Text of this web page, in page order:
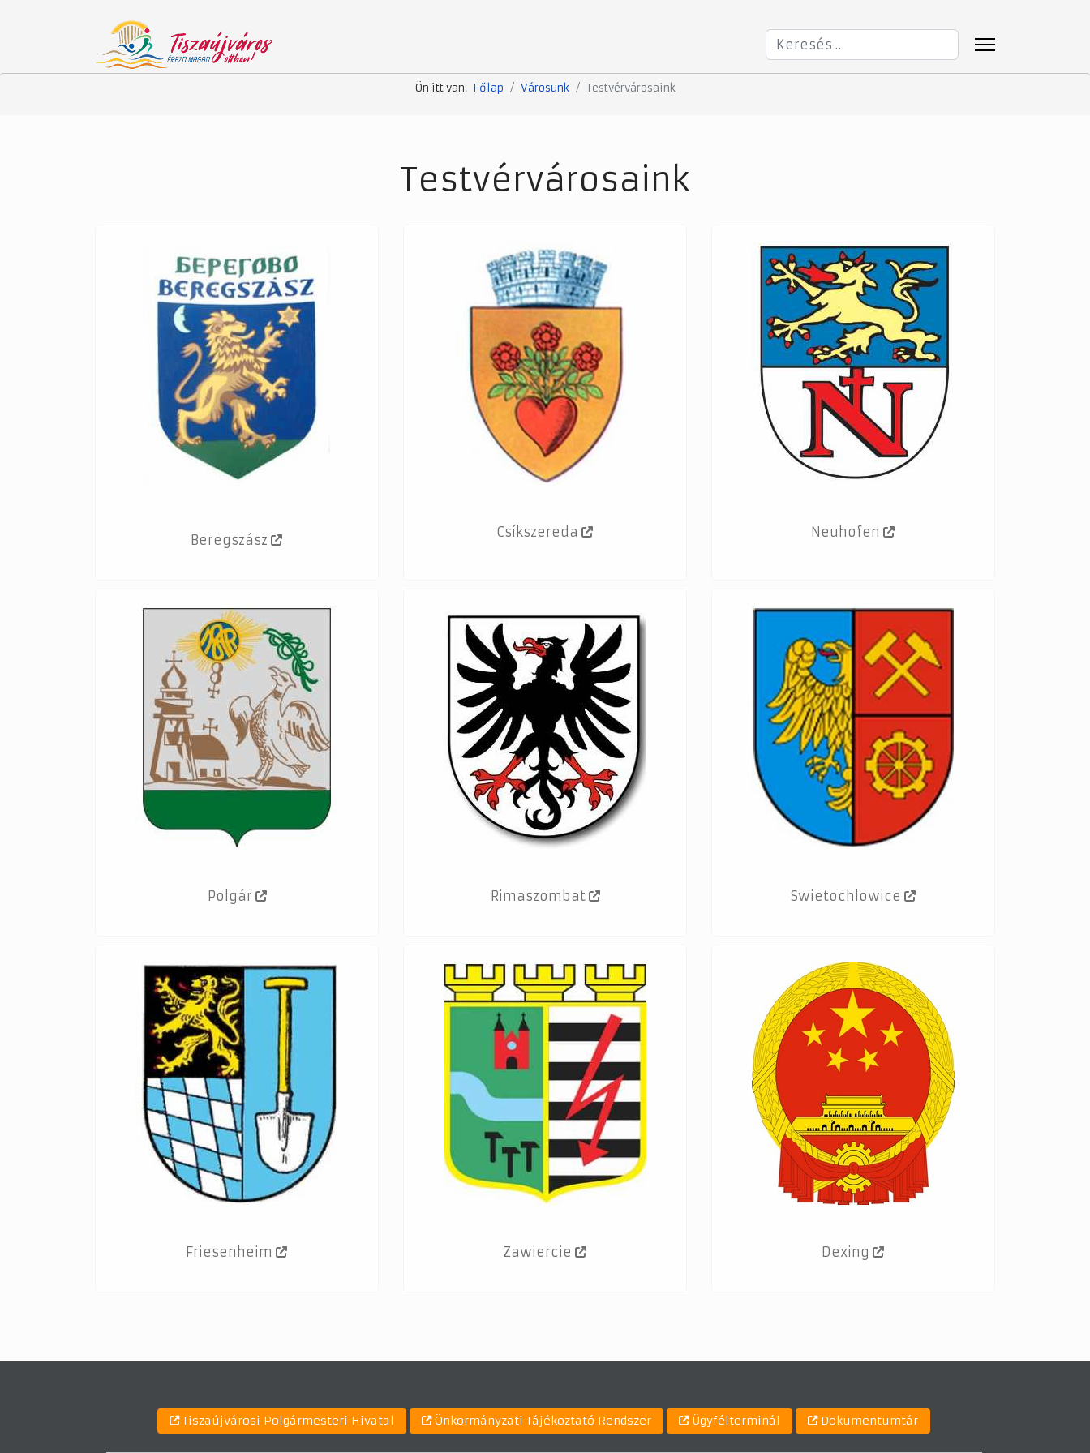
Keresés...
Ön itt van: Főlap Városunk Testvérvárosaink
Testvérvárosaink
Beregszász Csíkszereda Neuhofen
Polgár Rimaszombat Swietochlowice
Friesenheim Zawiercie Dexing
Tiszaújvárosi Polgármesteri Hivatal Önkormányzati Tájékoztató Rendszer Ügyfélterminál Dokumentumtár